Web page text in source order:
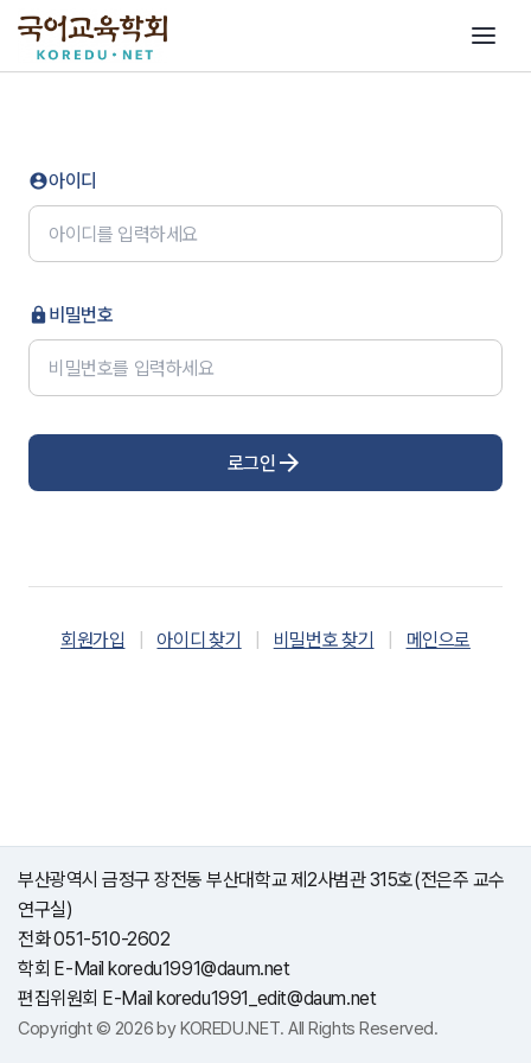
account_circle아이디
lock비밀번호
로그인 arrow_forward
회원가입 아이디 찾기 비밀번호 찾기 메인으로
부산광역시 금정구 장전동 부산대학교 제2사범관 315호(전은주 교수
연구실)
전화 051-510-2602
학회 E-Mail koredu1991@daum.net
편집위원회 E-Mail koredu1991_edit@daum.net
Copyright © 2026 by KOREDU.NET. All Rights Reserved.